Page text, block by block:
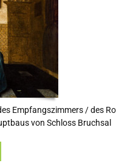
Empfangszimmers / des
von Schloss Bruchsal